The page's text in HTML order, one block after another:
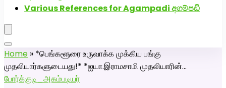
Various References for Agampadi අගම්පඩි
Home » *பெங்களூரை உருவாக்க முக்கிய பங்கு
முதலியார்களுடையது!* *ஐயா.இராமசாமி முதலியாரின்…
போர்க்குடி_அகம்படியர்